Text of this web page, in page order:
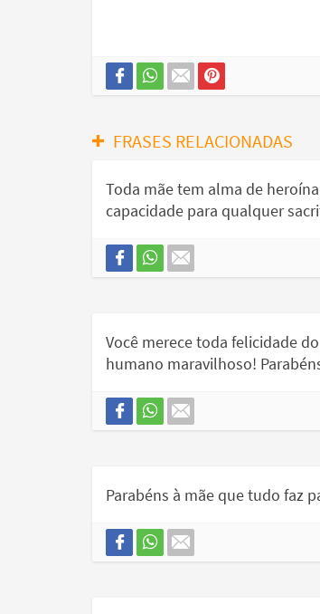
FRASES RELACIONADAS
Toda mãe tem alma de
capacidade para qualquer
Você merece toda felicidade
humano maravilhoso!
Parabéns à mãe que tudo faz